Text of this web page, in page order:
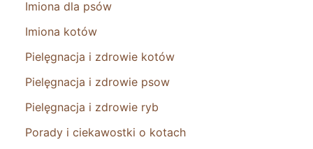
Imiona dla psów
Imiona kotów
Pielęgnacja i zdrowie kotów
Pielęgnacja i zdrowie psow
Pielęgnacja i zdrowie ryb
Porady i ciekawostki o kotach